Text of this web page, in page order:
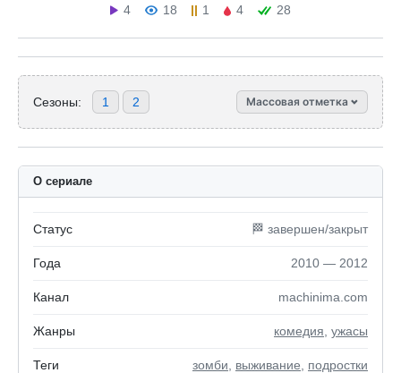
4
18 1 4 28
Сезоны: 1 2 Массовая отметка
О сериале
Статус 🏁 завершен/закрыт
Года 2010 — 2012
Канал machinima.com
Жанры комедия ужасы
Теги зомби выживание подростки